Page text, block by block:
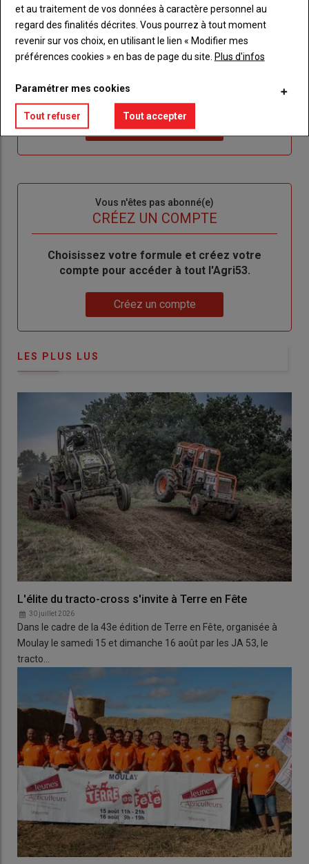
Body
Connectez-vous à votre compte pour profiter
de votre abonnement
"Créer
nouveau
Lien
"Réinitialiser
votre
de
Réinitialiser votre mot de passe
"Je
me
Je me connecte
Vous n'êtes pas abonné(e)
CRÉEZ UN COMPTE
BodyChoisissez votre formule et créez votre
compte pour accéder à tout l'Agri53.
Créez un compte
LES PLUS LUS
L'élite du tracto-cross s'invite à Terre en Fête
30 juillet 2026
Dans le cadre de la 43e édition de Terre en Fête, organisée à
Moulay le samedi 15 et dimanche 16 août par les JA 53, le
tracto…
et au traitement de vos données à caractère personnel au
regard des finalités décrites. Vous pourrez à tout moment
revenir sur vos choix, en utilisant le lien « Modifier mes
préférences cookies » en bas de page du site. Plus d'infos
Paramétrer mes cookies
Tout refuser Tout accepter